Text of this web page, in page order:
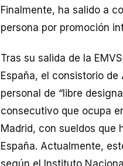
Finalmente, ha salido a
persona por promoción
Tras su salida de la
España, el consistorio de
personal de “libre
consecutivo que ocupa
Madrid, con sueldos que
España. Actualmente,
según el Instituto